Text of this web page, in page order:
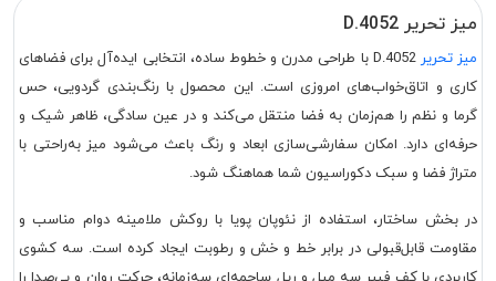
میز تحریر D.4052
میز تحریر
D.4052 با طراحی مدرن و خطوط ساده، انتخابی ایده‌آل برای فضاهای
کاری و اتاق‌خواب‌های امروزی است. این محصول با رنگ‌بندی گردویی، حس
گرما و نظم را هم‌زمان به فضا منتقل می‌کند و در عین سادگی، ظاهر شیک و
حرفه‌ای دارد. امکان سفارشی‌سازی ابعاد و رنگ باعث می‌شود میز به‌راحتی با
متراژ فضا و سبک دکوراسیون شما هماهنگ شود.
در بخش ساختار، استفاده از نئوپان پویا با روکش ملامینه دوام مناسب و
مقاومت قابل‌قبولی در برابر خط و خش و رطوبت ایجاد کرده است. سه کشوی